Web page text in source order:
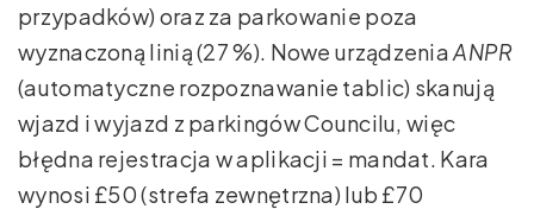
przypadków) oraz za parkowanie poza
wyznaczoną linią (27 %). Nowe urządzeniaANPR
(automatyczne rozpoznawanie tablic) skanują
wjazd i wyjazd z parkingów Councilu, więc
błędna rejestracja w aplikacji = mandat. Kara
wynosi £50 (strefa zewnętrzna) lub £70